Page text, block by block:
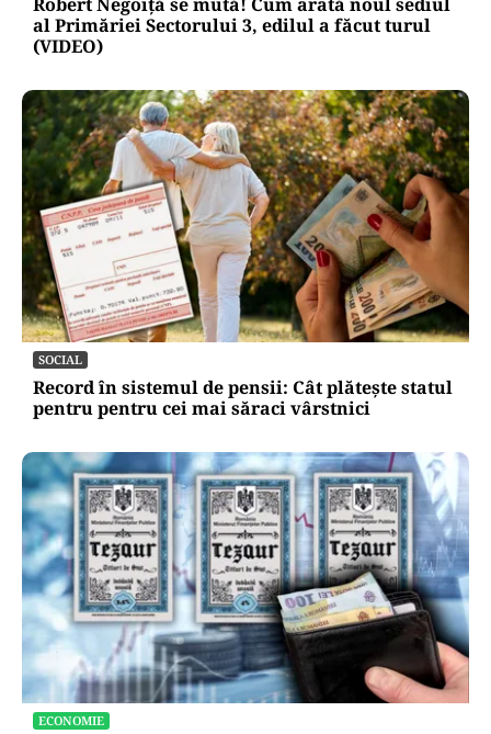
al Primăriei Sectorului 3, edilul a făcut turul
(VIDEO)
SOCIAL
Record în sistemul de pensii: Cât plătește statul
pentru pentru cei mai săraci vârstnici
ECONOMIE